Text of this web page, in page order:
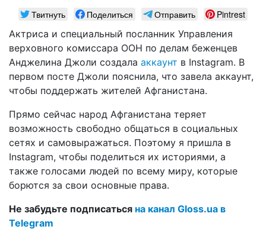
Твитнуть Поделиться Отправить
Pintrest
Актриса и специальный посланник Управления
верховного комиссара ООН по делам беженцев
Анджелина Джоли создала аккаунт в Instagram. В
первом посте Джоли пояснила, что завела аккаунт,
чтобы поддержать жителей Афганистана.
Прямо сейчас народ Афганистана теряет
возможность свободно общаться в социальных
сетях и самовыражаться. Поэтому я пришла в
Instagram, чтобы поделиться их историями, а
также голосами людей по всему миру, которые
борются за свои основные права.
Не забудьте подписаться на канал Gloss.ua в
Telegram